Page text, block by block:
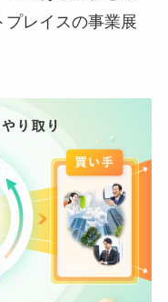
レイスの事業展